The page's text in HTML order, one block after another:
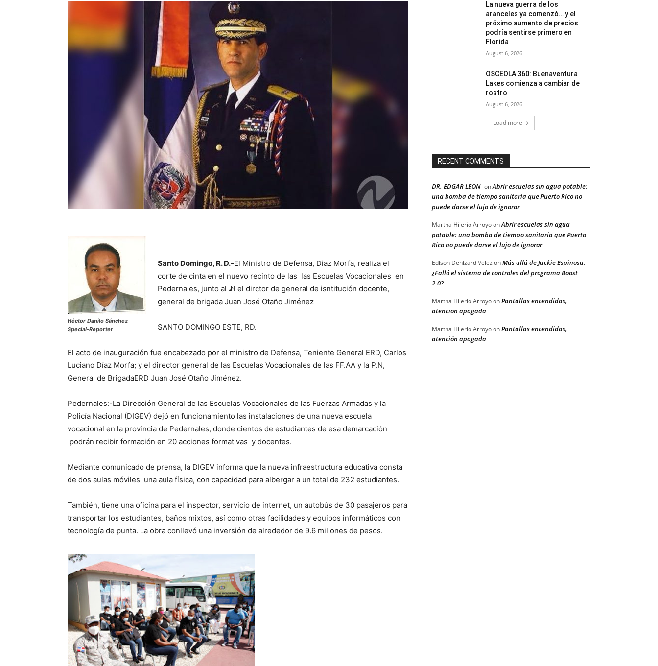
Héctor Danilo Sánchez
Special-Reporter
Santo Domingo, R. D.-El Ministro de Defensa, Diaz Morfa, realiza el
corte de cinta en el nuevo recinto de las las Escuelas Vocacionales en
Pedernales, junto al ♪l el dirctor de general de isntitución docente,
general de brigada Juan José Otaño Jiménez
SANTO DOMINGO ESTE, RD.
El acto de inauguración fue encabezado por el ministro de Defensa, Teniente General ERD, Carlos
Luciano Díaz Morfa; y el director general de las Escuelas Vocacionales de las FF.AA y la P.N,
General de BrigadaERD Juan José Otaño Jiménez.
Pedernales:-La Dirección General de las Escuelas Vocacionales de las Fuerzas Armadas y la
Policía Nacional (DIGEV) dejó en funcionamiento las instalaciones de una nueva escuela
vocacional en la provincia de Pedernales, donde cientos de estudiantes de esa demarcación
podrán recibir formación en 20 acciones formativas y docentes.
Mediante comunicado de prensa, la DIGEV informa que la nueva infraestructura educativa consta
de dos aulas móviles, una aula física, con capacidad para albergar a un total de 232 estudiantes.
También, tiene una oficina para el inspector, servicio de internet, un autobús de 30 pasajeros para
transportar los estudiantes, baños mixtos, así como otras facilidades y equipos informáticos con
tecnología de punta. La obra conllevó una inversión de alrededor de 9.6 millones de pesos.
La nueva guerra de los
aranceles ya comenzó… y el
próximo aumento de precios
podría sentirse primero en
Florida
August 6, 2026
OSCEOLA 360: Buenaventura
Lakes comienza a cambiar de
rostro
August 6, 2026
Load more
RECENT COMMENTS
DR. EDGAR LEON onAbrir escuelas sin agua potable:
una bomba de tiempo sanitaria que Puerto Rico no
puede darse el lujo de ignorar
Martha Hilerio ArroyoonAbrir escuelas sin agua
potable: una bomba de tiempo sanitaria que Puerto
Rico no puede darse el lujo de ignorar
Edison Denizard Velez onMás allá de Jackie Espinosa:
¿Falló el sistema de controles del programa Boost
2.0?
Martha Hilerio ArroyoonPantallas encendidas,
atención apagada
Martha Hilerio ArroyoonPantallas encendidas,
atención apagada